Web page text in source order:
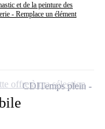
et de la peinture des
- Remplace un élément
CDITemps plein
offre à ma sélection